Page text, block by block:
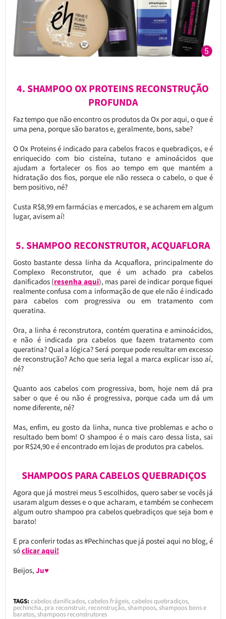
4. SHAMPOO OX PROTEINS RECONSTRUÇÃO
PROFUNDA
Faz tempo que não encontro os produtos da Ox por aqui, o que é
uma pena, porque são baratos e, geralmente, bons, sabe?
O Ox Proteins é indicado para cabelos fracos e quebradiços, e é
enriquecido com bio cisteína, tutano e aminoácidos que
ajudam a fortalecer os fios ao tempo em que mantém a
hidratação dos fios, porque ele não resseca o cabelo, o que é
bem positivo, né?
Custa R$8,99 em farmácias e mercados, e se acharem em algum
lugar, avisem aí!
5. SHAMPOO RECONSTRUTOR, ACQUAFLORA
Gosto bastante dessa linha da Acquaflora, principalmente do
Complexo Reconstrutor, que é um achado pra cabelos
danificados (resenha aqui), mas parei de indicar porque fiquei
realmente confusa com a informação de que ele não é indicado
para cabelos com progressiva ou em tratamento com
queratina.
Ora, a linha é reconstrutora, contém queratina e aminoácidos,
e não é indicada pra cabelos que fazem tratamento com
queratina? Qual a lógica? Será porque pode resultar em excesso
de reconstrução? Acho que seria legal a marca explicar isso aí,
né?
Quanto aos cabelos com progressiva, bom, hoje nem dá pra
saber o que é ou não é progressiva, porque cada um dá um
nome diferente, né?
Mas, enfim, eu gosto da linha, nunca tive problemas e acho o
resultado bem bom! O shampoo é o mais caro dessa lista, sai
por R$24,90 e é encontrado em lojas de produtos pra cabelos.
SHAMPOOS PARA CABELOS QUEBRADIÇOS
Agora que já mostrei meus 5 escolhidos, quero saber se vocês já
usaram algum desses e o que acharam, e também se conhecem
algum outro shampoo pra cabelos quebradiços que seja bom e
barato!
E pra conferir todas as #Pechinchas que já postei aqui no blog, é
sóclicar aqui!
Beijos, Ju♥
TAGS: cabelos danificados,cabelos frágeis,cabelos quebradiços,
pechincha, pra reconstruir, reconstrução,shampoos,shampoos bons e
baratos,shampoos reconstrutores